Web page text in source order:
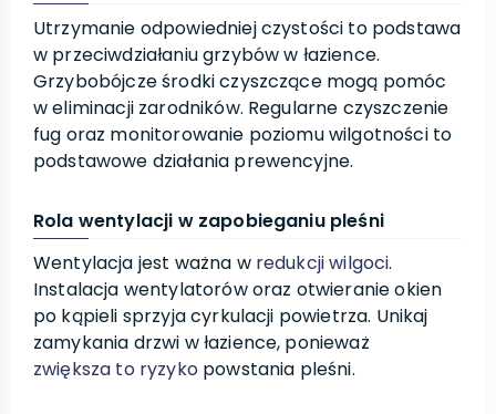
Utrzymanie odpowiedniej czystości to podstawa
w przeciwdziałaniu grzybów w łazience.
Grzybobójcze środki czyszczące mogą pomóc
w eliminacji zarodników. Regularne czyszczenie
fug oraz monitorowanie poziomu wilgotności to
podstawowe działania prewencyjne.
Rola wentylacji w zapobieganiu pleśni
Wentylacja jest ważna w redukcji wilgoci.
Instalacja wentylatorów oraz otwieranie okien
po kąpieli sprzyja cyrkulacji powietrza. Unikaj
zamykania drzwi w łazience, ponieważ
zwiększa to ryzykopowstania pleśni.